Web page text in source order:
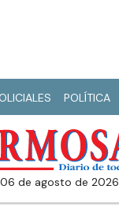
POLÍTICA
06 de agosto de 2026